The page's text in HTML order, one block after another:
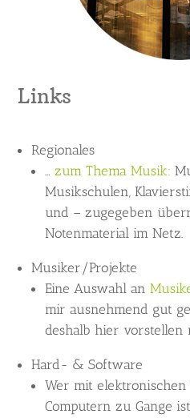
Links
Regionales
…zum Thema Musik:
Musikschulen,
und – zugegeben
Notenmaterial im Netz.
Musiker/Projekte
Eine Auswahl an
mir ausnehmend gut
deshalb hier vorstellen
Hard- & Software
Wer mit
Computern zu Gange